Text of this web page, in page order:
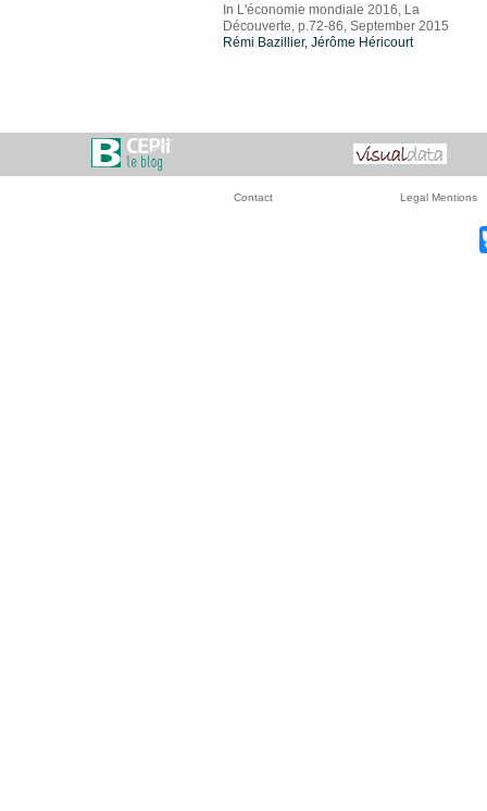
In L'économie mondiale 2016, La
Découverte, p.72-86, September 2015
Rémi Bazillier, Jérôme Héricourt
Contact Legal Mentions